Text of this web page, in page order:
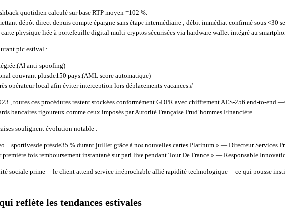
quotidien calculé sur base RTP moyen =102 %.
dépôt direct depuis compte épargne sans étape intermédiaire ; débit immédiat confirmé sous <30
physique liée à portefeuille digital multi‑cryptos sécurisées via hardware wallet intégré au
pic estival :
anti-spoofing)
couvrant plusde150 pays.(AML score automatique)
opérateur local afin éviter interception lors déplacements vacances.#
, toutes ces procédures restent stockées conformément GDPR avec chiffrement AES‑256 end-to-
bancaires rigoureux comme ceux imposés par Autorité Française Prud’hommes Financière.​
soulignent évolution notable :
sportivesde prèsde35 % durant juillet grâce à nos nouvelles cartes Platinum » — Directeur Services
fois remboursement instantané sur pari live pendant Tour De France » — Responsable
sociale prime — le client attend service irréprochable allié rapidité technologique — ce qui pousse
reflète les tendances estivales